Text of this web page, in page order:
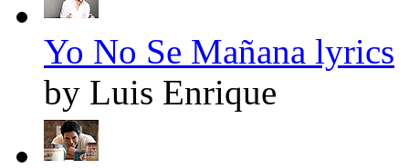
Yo No Se Mañana lyrics
by Luis Enrique